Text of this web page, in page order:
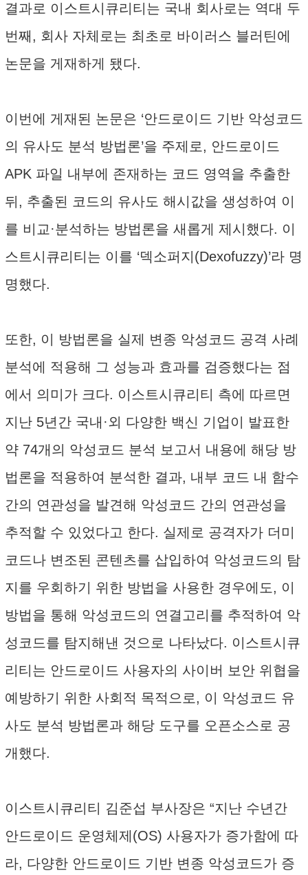
결과로 이스트시큐리티는 국내 회사로는 역대 두
번째, 회사 자체로는 최초로 바이러스 블러틴에
논문을 게재하게 됐다.
이번에 게재된 논문은 ‘안드로이드 기반 악성코드
의 유사도 분석 방법론’을 주제로, 안드로이드
APK 파일 내부에 존재하는 코드 영역을 추출한
뒤, 추출된 코드의 유사도 해시값을 생성하여 이
를 비교·분석하는 방법론을 새롭게 제시했다. 이
스트시큐리티는 이를 ‘덱소퍼지(Dexofuzzy)’라 명
명했다.
또한, 이 방법론을 실제 변종 악성코드 공격 사례
분석에 적용해 그 성능과 효과를 검증했다는 점
에서 의미가 크다. 이스트시큐리티 측에 따르면
지난 5년간 국내·외 다양한 백신 기업이 발표한
약 74개의 악성코드 분석 보고서 내용에 해당 방
법론을 적용하여 분석한 결과, 내부 코드 내 함수
간의 연관성을 발견해 악성코드 간의 연관성을
추적할 수 있었다고 한다. 실제로 공격자가 더미
코드나 변조된 콘텐츠를 삽입하여 악성코드의 탐
지를 우회하기 위한 방법을 사용한 경우에도, 이
방법을 통해 악성코드의 연결고리를 추적하여 악
성코드를 탐지해낸 것으로 나타났다. 이스트시큐
리티는 안드로이드 사용자의 사이버 보안 위협을
예방하기 위한 사회적 목적으로, 이 악성코드 유
사도 분석 방법론과 해당 도구를 오픈소스로 공
개했다.
이스트시큐리티 김준섭 부사장은 “지난 수년간
안드로이드 운영체제(OS) 사용자가 증가함에 따
라, 다양한 안드로이드 기반 변종 악성코드가 증